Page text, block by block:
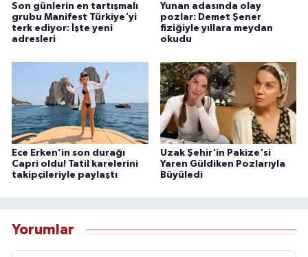
Son günlerin en tartışmalı
grubu Manifest Türkiye'yi
terk ediyor: İşte yeni
adresleri
Yunan adasında olay
pozlar: Demet Şener
fiziğiyle yıllara meydan
okudu
Ece Erken’in son durağı
Capri oldu! Tatil karelerini
takipçileriyle paylaştı
Uzak Şehir'in Pakize'si
Yaren Güldiken Pozlarıyla
Büyüledi
Yorumlar